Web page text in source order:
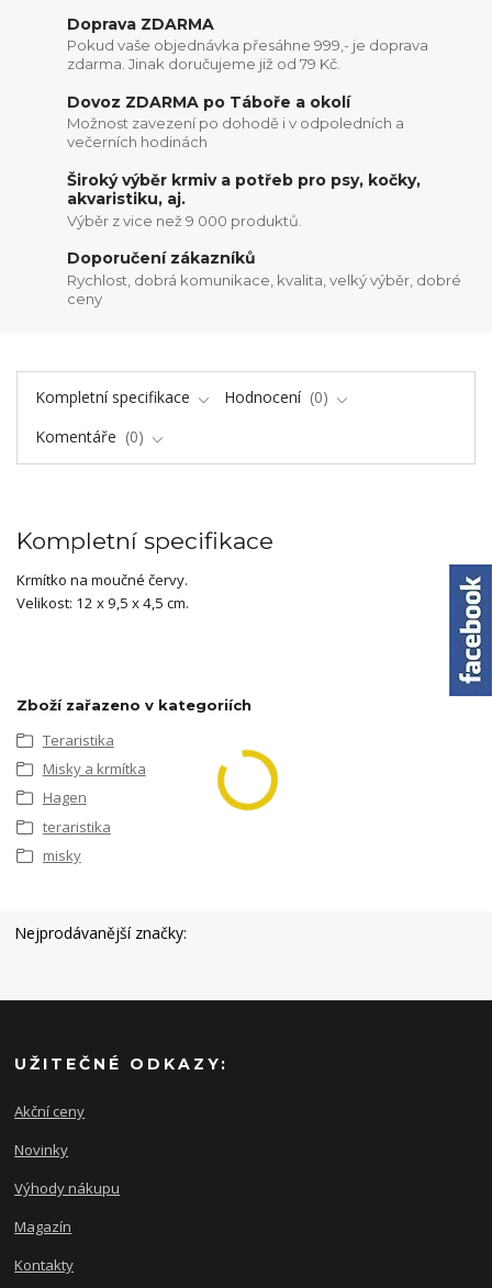
Doprava ZDARMA
Pokud vaše objednávka přesáhne 999,- je doprava
zdarma. Jinak doručujeme již od 79 Kč.
Dovoz ZDARMA po Táboře a okolí
Možnost zavezení po dohodě i v odpoledních a
večerních hodinách
Široký výběr krmiv a potřeb pro psy, kočky,
akvaristiku, aj.
Výběr z vice než 9 000 produktů.
Doporučení zákazníků
Rychlost, dobrá komunikace, kvalita, velký výběr, dobré
ceny
Kompletní specifikace Hodnocení
0
Komentáře
0
Kompletní specifikace
Krmítko na moučné červy.
Velikost: 12 x 9,5 x 4,5 cm.
Zboží zařazeno v kategoriích
Teraristika
Misky a krmítka
Hagen
teraristika
misky
Nejprodávanější značky:
UŽITEČNÉ ODKAZY:
Akční ceny
Novinky
Výhody nákupu
Magazín
Kontakty